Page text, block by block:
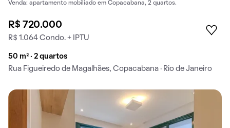
Venda: apartamento mobiliado em Copacabana, 2 quartos.
R$ 720.000
R$ 1.064 Condo. + IPTU
50 m² · 2 quartos
Rua Figueiredo de Magalhães, Copacabana · Rio de Janeiro